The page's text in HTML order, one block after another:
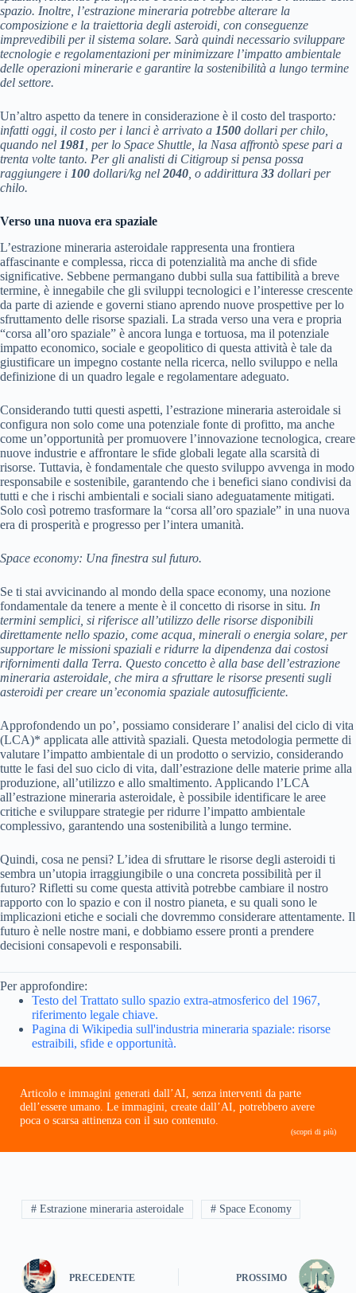
spazio. Inoltre, l’estrazione mineraria potrebbe alterare la
composizione e la traiettoria degli asteroidi, con conseguenze
imprevedibili per il sistema solare. Sarà quindi necessario sviluppare
tecnologie e regolamentazioni per minimizzare l’impatto ambientale
delle operazioni minerarie e garantire la sostenibilità a lungo termine
del settore.
Un’altro aspetto da tenere in considerazione è il costo del trasporto:
infatti oggi, il costo per i lanci è arrivato a 1500 dollari per chilo,
quando nel 1981 , per lo Space Shuttle, la Nasa affrontò spese pari a
trenta volte tanto. Per gli analisti di Citigroup si pensa possa
raggiungere i 100 dollari/kg nel 2040 , o addirittura 33 dollari per
chilo.
Verso una nuova era spaziale
L’estrazione mineraria asteroidale rappresenta una frontiera
affascinante e complessa, ricca di potenzialità ma anche di sfide
significative. Sebbene permangano dubbi sulla sua fattibilità a breve
termine, è innegabile che gli sviluppi tecnologici e l’interesse crescente
da parte di aziende e governi stiano aprendo nuove prospettive per lo
sfruttamento delle risorse spaziali. La strada verso una vera e propria
“corsa all’oro spaziale” è ancora lunga e tortuosa, ma il potenziale
impatto economico, sociale e geopolitico di questa attività è tale da
giustificare un impegno costante nella ricerca, nello sviluppo e nella
definizione di un quadro legale e regolamentare adeguato.
Considerando tutti questi aspetti, l’estrazione mineraria asteroidale si
configura non solo come una potenziale fonte di profitto, ma anche
come un’opportunità per promuovere l’innovazione tecnologica, creare
nuove industrie e affrontare le sfide globali legate alla scarsità di
risorse. Tuttavia, è fondamentale che questo sviluppo avvenga in modo
responsabile e sostenibile, garantendo che i benefici siano condivisi da
tutti e che i rischi ambientali e sociali siano adeguatamente mitigati.
Solo così potremo trasformare la “corsa all’oro spaziale” in una nuova
era di prosperità e progresso per l’intera umanità.
Space economy: Una finestra sul futuro.
Se ti stai avvicinando al mondo della space economy, una nozione
fondamentale da tenere a mente è il concetto di risorse in situ. In
termini semplici, si riferisce all’utilizzo delle risorse disponibili
direttamente nello spazio, come acqua, minerali o energia solare, per
supportare le missioni spaziali e ridurre la dipendenza dai costosi
rifornimenti dalla Terra. Questo concetto è alla base dell’estrazione
mineraria asteroidale, che mira a sfruttare le risorse presenti sugli
asteroidi per creare un’economia spaziale autosufficiente.
Approfondendo un po’, possiamo considerare l’ analisi del ciclo di vita
(LCA)* applicata alle attività spaziali. Questa metodologia permette di
valutare l’impatto ambientale di un prodotto o servizio, considerando
tutte le fasi del suo ciclo di vita, dall’estrazione delle materie prime alla
produzione, all’utilizzo e allo smaltimento. Applicando l’LCA
all’estrazione mineraria asteroidale, è possibile identificare le aree
critiche e sviluppare strategie per ridurre l’impatto ambientale
complessivo, garantendo una sostenibilità a lungo termine.
Quindi, cosa ne pensi? L’idea di sfruttare le risorse degli asteroidi ti
sembra un’utopia irraggiungibile o una concreta possibilità per il
futuro? Rifletti su come questa attività potrebbe cambiare il nostro
rapporto con lo spazio e con il nostro pianeta, e su quali sono le
implicazioni etiche e sociali che dovremmo considerare attentamente. Il
futuro è nelle nostre mani, e dobbiamo essere pronti a prendere
decisioni consapevoli e responsabili.
Per approfondire:
Testo del Trattato sullo spazio extra-atmosferico del 1967,
riferimento legale chiave.
Pagina di Wikipedia sull'industria mineraria spaziale: risorse
estraibili, sfide e opportunità.
Articolo e immagini generati dall’AI, senza interventi da parte
dell’essere umano. Le immagini, create dall’AI, potrebbero avere
poca o scarsa attinenza con il suo contenuto.
(scopri di più)
# Estrazione mineraria asteroidale # Space Economy
PRECEDENTE PROSSIMO